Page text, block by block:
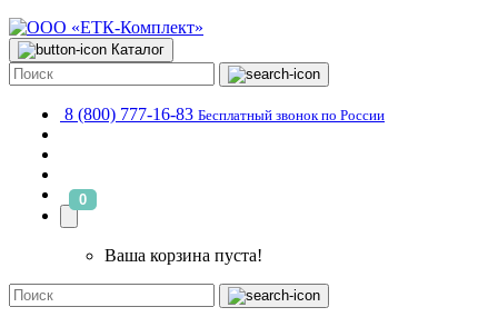
Каталог
8 (800) 777-16-83 Бесплатный звонок по России
0
Ваша корзина пуста!